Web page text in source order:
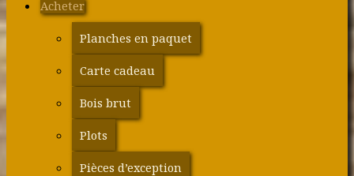
Acheter
Planches en paquet
Carte cadeau
Bois brut
Plots
Pièces d’exception